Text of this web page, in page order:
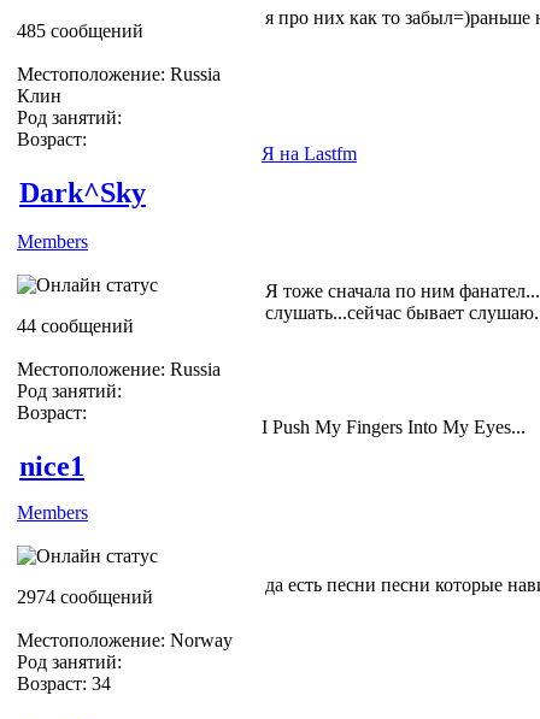
485 сообщений
Местоположение: Russia
Клин
Род занятий:
Возраст:
я про них как то забыл=)раньше
Я на Lastfm
Dark^Sky
Members
44 сообщений
Местоположение: Russia
Род занятий:
Возраст:
Я тоже сначала по ним
слушать...сейчас бывает
I Push My Fingers Into My Eyes...
nice1
Members
2974 сообщений
Местоположение: Norway
Род занятий:
Возраст: 34
да есть песни песни которые